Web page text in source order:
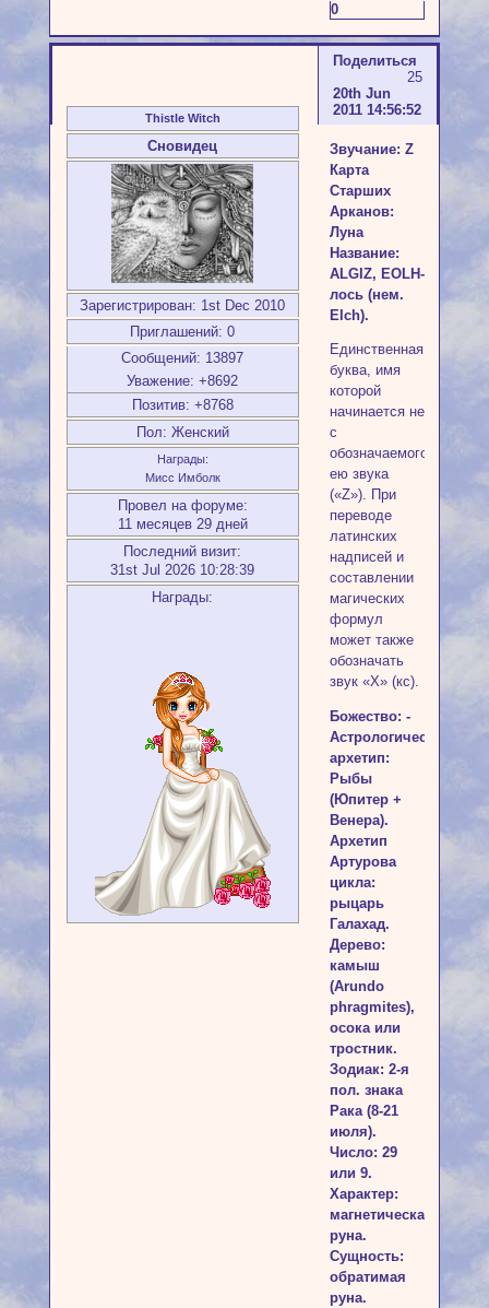
0
Поделиться
25
20th Jun
2011 14:56:52
Thistle Witch
Сновидец
Зарегистрирован: 1st Dec 2010
Приглашений: 0
Сообщений: 13897
Уважение: +8692
Позитив: +8768
Пол: Женский
Награды:
Мисс Имболк
Провел на форуме:
11 месяцев 29 дней
Последний визит:
31st Jul 2026 10:28:39
Награды:
Звучание: Z
Карта
Старших
Арканов:
Луна
Название:
ALGIZ, EOLH-
лось (нем.
Elch).
Единственная
буква, имя
которой
начинается не
с
обозначаемого
ею звука
(«Z»). При
переводе
латинских
надписей и
составлении
магических
формул
может также
обозначать
звук «X» (кс).
Божество: -
Астрологический
архетип:
Рыбы
(Юпитер +
Венера).
Архетип
Артурова
цикла:
рыцарь
Галахад.
Дерево:
камыш
(Arundo
phragmites),
осока или
тростник.
Зодиак: 2-я
пол. знака
Рака (8-21
июля).
Число: 29
или 9.
Характер:
магнетическая
руна.
Сущность:
обратимая
руна.